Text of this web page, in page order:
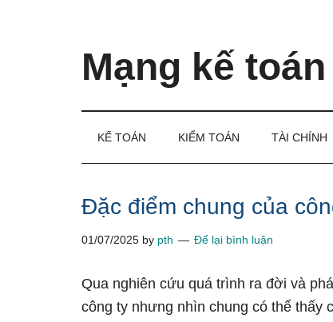
Mạng kế toán
làm
toán
KẾ TOÁN KIỂM TOÁN TÀI CHÍNH
Đặc điểm chung của
01/07/2025 by pth Để lại bình luận
Qua nghiên cứu quá trình ra đời và
công ty nhưng nhìn chung có thể thấy